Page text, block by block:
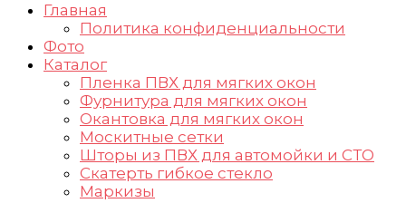
Главная
Политика конфиденциальности
Фото
Каталог
Пленка ПВХ для мягких окон
Фурнитура для мягких окон
Окантовка для мягких окон
Москитные сетки
Шторы из ПВХ для автомойки и СТО
Скатерть гибкое стекло
Маркизы